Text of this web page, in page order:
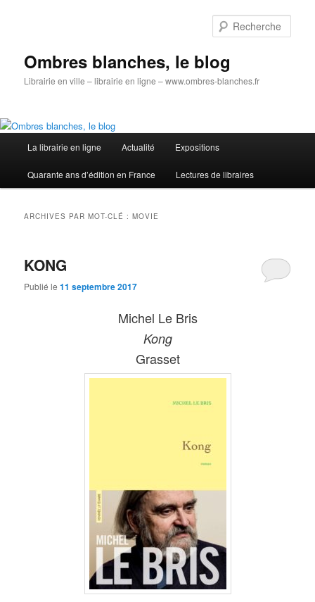
Ombres blanches, le blog
Librairie en ville – librairie en ligne – www.ombres-blanches.fr
principal
La librairie en ligne Actualité Expositions
Quarante ans d’édition en France Lectures de libraires
ARCHIVES PAR MOT-CLÉ :MOVIE
KONG
Publié le11 septembre 2017
Michel Le Bris
Kong
Grasset